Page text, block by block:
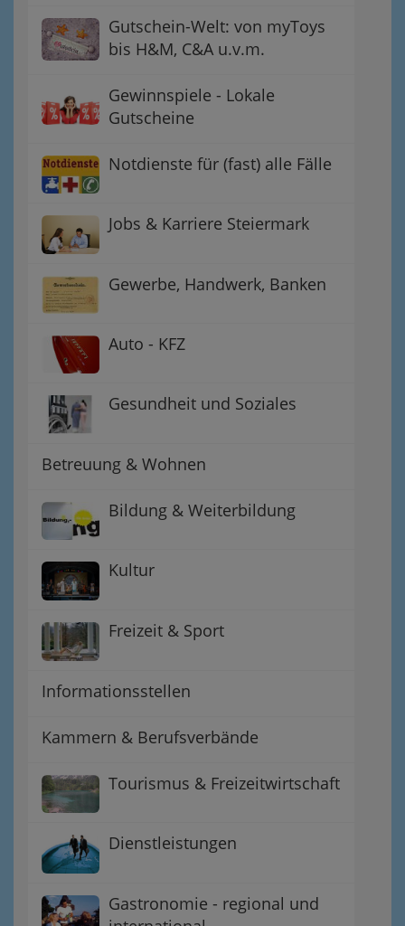
Gutschein-Welt: von myToys
bis H&M, C&A u.v.m.
Gewinnspiele - Lokale
Gutscheine
Notdienste für (fast) alle Fälle
Jobs & Karriere Steiermark
Gewerbe, Handwerk, Banken
Auto - KFZ
Gesundheit und Soziales
Betreuung & Wohnen
Bildung & Weiterbildung
Kultur
Freizeit & Sport
Informationsstellen
Kammern & Berufsverbände
Tourismus & Freizeitwirtschaft
Dienstleistungen
Gastronomie - regional und